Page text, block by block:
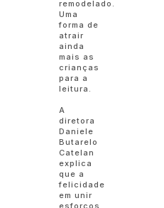
remodelado.
Uma
forma de
atrair
ainda
mais as
crianças
para a
leitura.
A
diretora
Daniele
Butarelo
Catelan
explica
que a
felicidade
em unir
esforços